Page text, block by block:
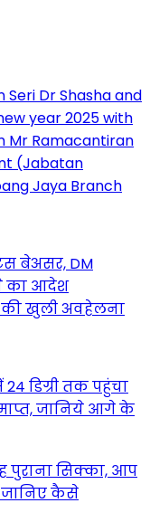
Dr Shasha and
year 2025 with
Mr Ramacantiran
(Jabatan
Jaya Branch
बेअसर, DM
का आदेश
की खुली अवहेलना
डिग्री तक पहुंचा
समाप्त, जानिये आगे के
सिक्का, आप
कैसे